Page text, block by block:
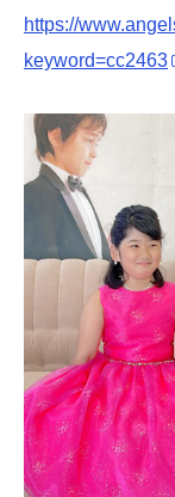
https://
keyword=cc2463